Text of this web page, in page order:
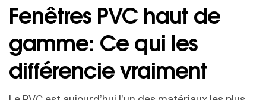
Fenêtres PVC haut de
gamme: Ce qui les
différencie vraiment